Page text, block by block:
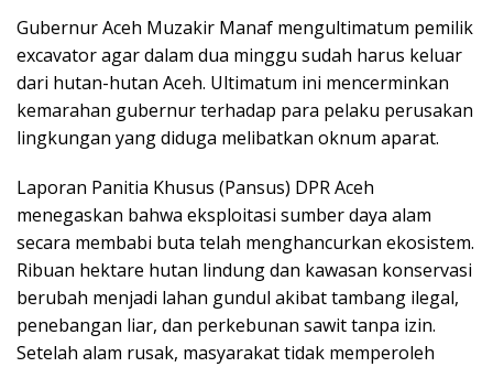
Gubernur Aceh Muzakir Manaf mengultimatum pemilik
excavator agar dalam dua minggu sudah harus keluar
dari hutan-hutan Aceh. Ultimatum ini mencerminkan
kemarahan gubernur terhadap para pelaku perusakan
lingkungan yang diduga melibatkan oknum aparat.
Laporan Panitia Khusus (Pansus) DPR Aceh
menegaskan bahwa eksploitasi sumber daya alam
secara membabi buta telah menghancurkan ekosistem.
Ribuan hektare hutan lindung dan kawasan konservasi
berubah menjadi lahan gundul akibat tambang ilegal,
penebangan liar, dan perkebunan sawit tanpa izin.
Setelah alam rusak, masyarakat tidak memperoleh